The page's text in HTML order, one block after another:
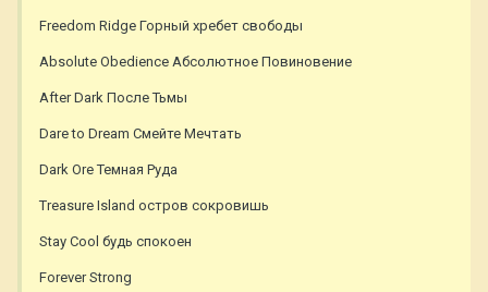
Freedom Ridge Горный хребет свободы
Absolute Obedience Абсолютное Повиновение
After Dark После Тьмы
Dare to Dream Смейте Мечтать
Dark Ore Темная Руда
Treasure Island остров сокровишь
Stay Cool будь спокоен
Forever Strong